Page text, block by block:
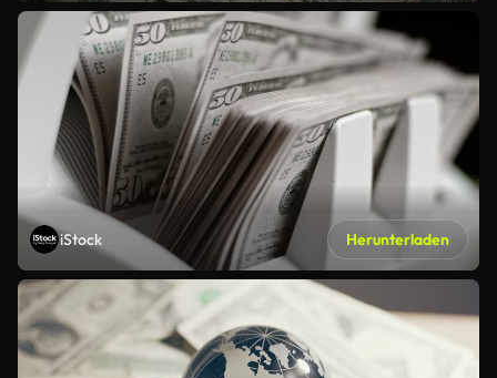
iStock Herunterladen